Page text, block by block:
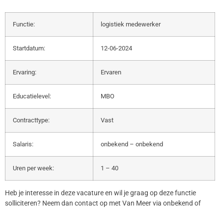
Functie: logistiek medewerker
Startdatum: 12-06-2024
Ervaring: Ervaren
Educatielevel: MBO
Contracttype: Vast
Salaris: onbekend – onbekend
Uren per week: 1 – 40
Heb je interesse in deze vacature en wil je graag op deze functie
solliciteren? Neem dan contact op met Van Meer via onbekend of